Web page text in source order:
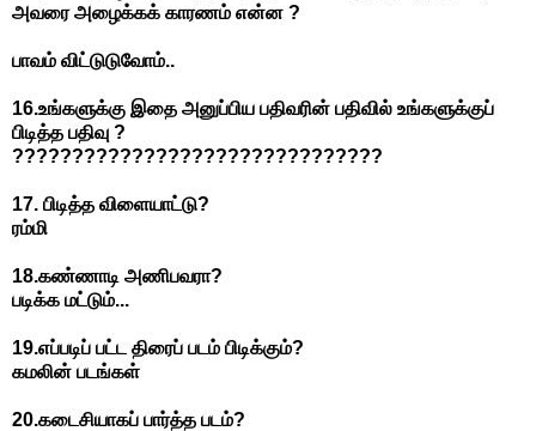
அவரை அழைக்கக் காரணம் என்ன ?
பாவம் விட்டுடுவோம்..
16.உங்களுக்கு இதை அனுப்பிய பதிவரின் பதிவில் உங்களுக்குப்
பிடித்த பதிவு ?
???????????????????????????????
17. பிடித்த விளையாட்டு?
ரம்மி
18.கண்ணாடி அணிபவரா?
படிக்க மட்டும்...
19.எப்படிப் பட்ட திரைப் படம் பிடிக்கும்?
கமலின் படங்கள்
20.கடைசியாகப் பார்த்த படம்?